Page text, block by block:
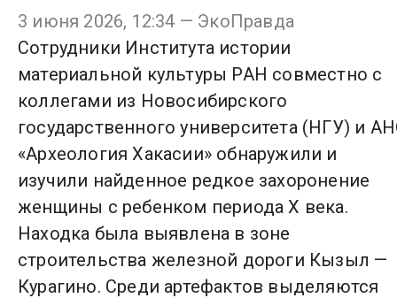
3 июня 2026, 12:34 — ЭкоПравда
Сотрудники Института истории
материальной культуры РАН совместно с
коллегами из Новосибирского
государственного университета (НГУ) и
«Археология Хакасии» обнаружили и
изучили найденное редкое захоронение
женщины с ребенком периода X века.
Находка была выявлена в зоне
строительства железной дороги Кызыл —
Курагино. Среди артефактов выделяются